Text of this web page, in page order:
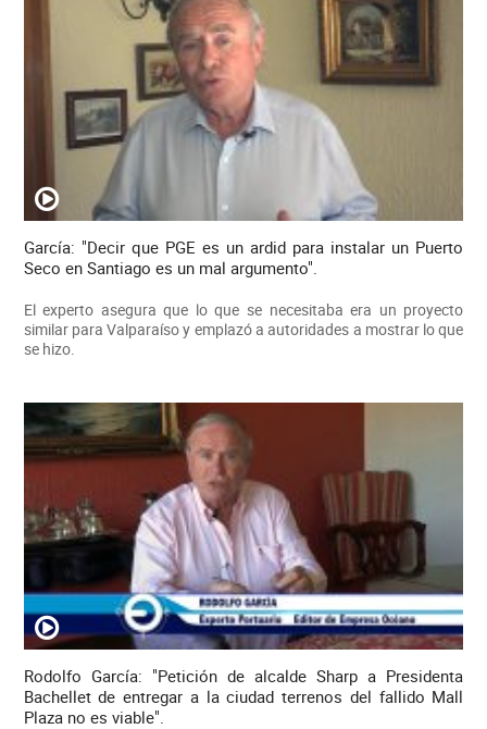
García: "Decir que PGE es un ardid para instalar un Puerto
Seco en Santiago es un mal argumento".
El experto asegura que lo que se necesitaba era un proyecto
similar para Valparaíso y emplazó a autoridades a mostrar lo que
se hizo.
Rodolfo García: "Petición de alcalde Sharp a Presidenta
Bachellet de entregar a la ciudad terrenos del fallido Mall
Plaza no es viable".